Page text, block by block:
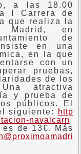
a las 18.00
I Carrera de
que realiza la
Madrid, en
de
en una
en la que
con un
pruebas,
de los
atractiva
y prueba de
públicos. El
siguiente:
http
navalcarn
de 13€. Más